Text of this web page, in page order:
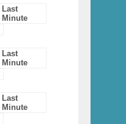
Last
Minute
Last
Minute
Last
Minute